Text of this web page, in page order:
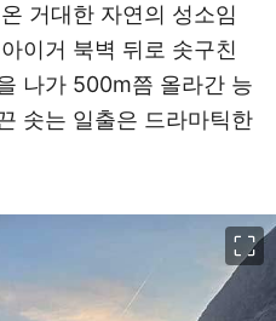
거대한 자연의 성소임
이거 북벽 뒤로 솟구친
나가 500m쯤 올라간 능
솟는 일출은 드라마틱한